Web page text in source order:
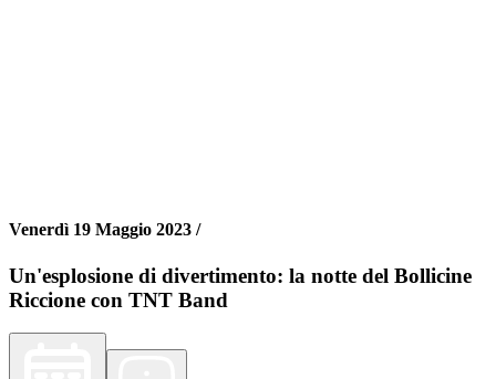
Venerdì 19 Maggio 2023 /
Un'esplosione di divertimento: la notte del Bollicine
Riccione con TNT Band